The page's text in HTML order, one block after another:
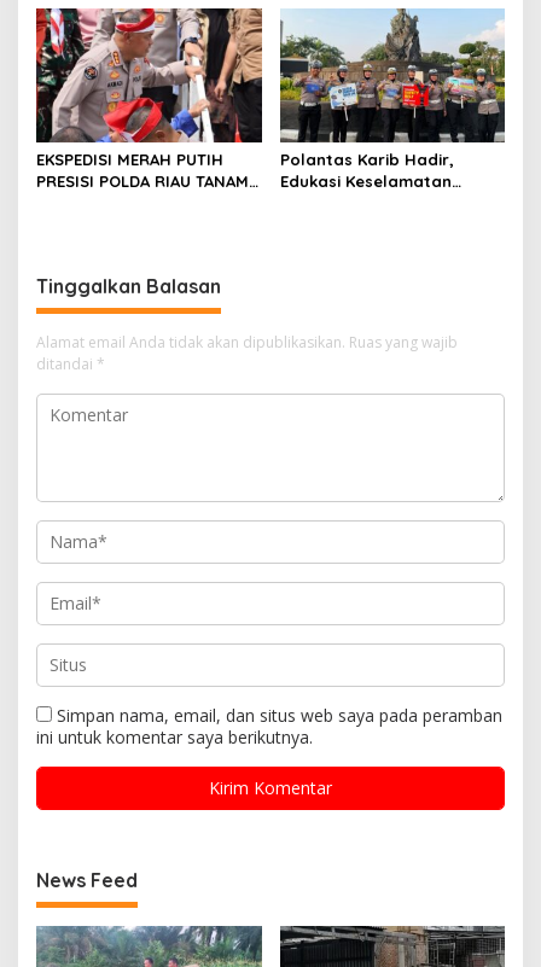
RIAU HADIR DENGAN
PELAYANAN KESEHATAN
GRATIS
EKSPEDISI MERAH PUTIH
PRESISI POLDA RIAU TANAM
SINABOI
Polantas Karib Hadir,
Edukasi Keselamatan
Tinggalkan Balasan
Alamat email Anda tidak akan dipublikasikan. Ruas yang wajib
ditandai *
Simpan nama, email, dan situs web saya pada peramban
ini untuk komentar saya berikutnya.
News Feed